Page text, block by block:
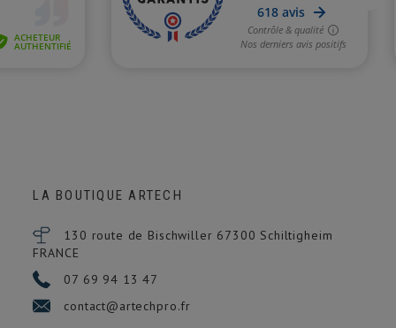
LA BOUTIQUE ARTECH
130 route de Bischwiller 67300 Schiltigheim
FRANCE
07 69 94 13 47
contact@artechpro.fr